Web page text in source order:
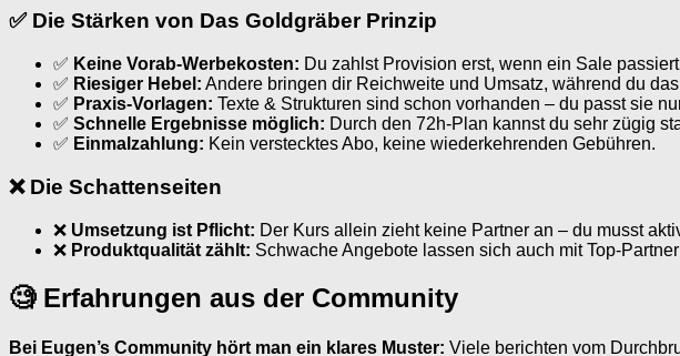
✅ Die Stärken von Das Goldgräber Prinzip
✅ Keine Vorab-Werbekosten: Du zahlst Provision erst, wenn ein Sale
✅ Riesiger Hebel: Andere bringen dir Reichweite und Umsatz, während du
✅ Praxis-Vorlagen: Texte & Strukturen sind schon vorhanden – du passt sie
✅ Schnelle Ergebnisse möglich: Durch den 72h-Plan kannst du sehr zügig
✅ Einmalzahlung: Kein verstecktes Abo, keine wiederkehrenden Gebühren.
❌ Die Schattenseiten
❌ Umsetzung ist Pflicht: Der Kurs allein zieht keine Partner an – du musst
❌ Produktqualität zählt: Schwache Angebote lassen sich auch mit Top-
🧐 Erfahrungen aus der Community
Bei Eugen’s Community hört man ein klares Muster: Viele berichten vom